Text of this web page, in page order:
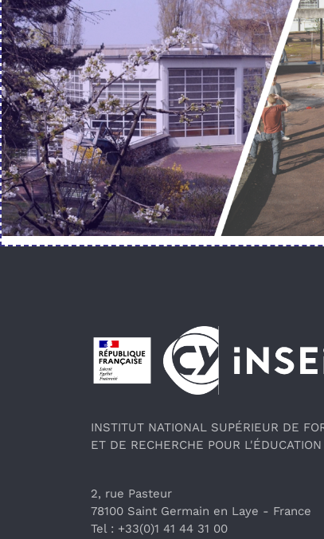
Pied de page
INSTITUT NATIONAL SUPÉRIEUR DE
ET DE RECHERCHE POUR
2, rue Pasteur
78100 Saint Germain en Laye - France
Tel : +33(0)1 41 44 31 00